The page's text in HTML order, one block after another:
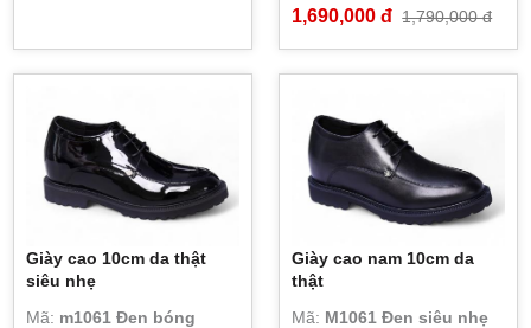
1,690,000 đ 1,790,000 đ
Giày cao 10cm da thật
siêu nhẹ
Mã: m1061 Đen bóng
Giày cao nam 10cm da
thật
Mã: M1061 Đen siêu nhẹ